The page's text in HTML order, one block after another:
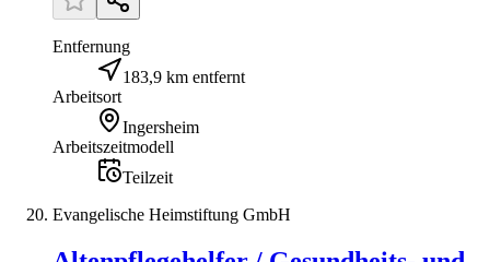
Entfernung
183,9 km entfernt
Arbeitsort
Ingersheim
Arbeitszeitmodell
Teilzeit
Evangelische Heimstiftung GmbH